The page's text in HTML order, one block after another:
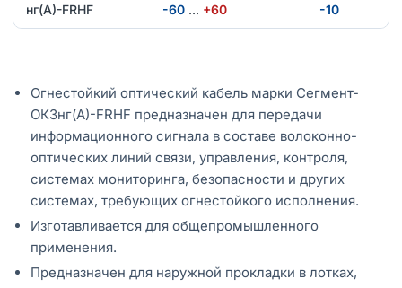
нг(А)-FRHF -60 … +60 -10
Огнестойкий оптический кабель марки Сегмент-
ОКЗнг(А)-FRHF предназначен для передачи
информационного сигнала в составе волоконно-
оптических линий связи, управления, контроля,
системах мониторинга, безопасности и других
системах, требующих огнестойкого исполнения.
Изготавливается для общепромышленного
применения.
Предназначен для наружной прокладки в лотках,